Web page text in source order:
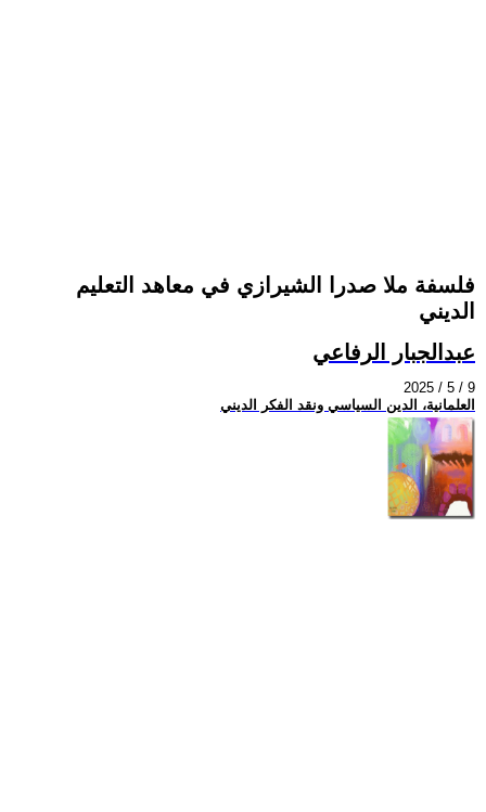
فلسفة ملا صدرا الشيرازي في معاهد التعليم
الديني
عبدالجبار الرفاعي
2025 / 5 / 9
العلمانية، الدين السياسي ونقد الفكر الديني